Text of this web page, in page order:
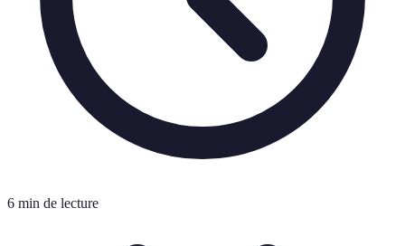
6 min de lecture